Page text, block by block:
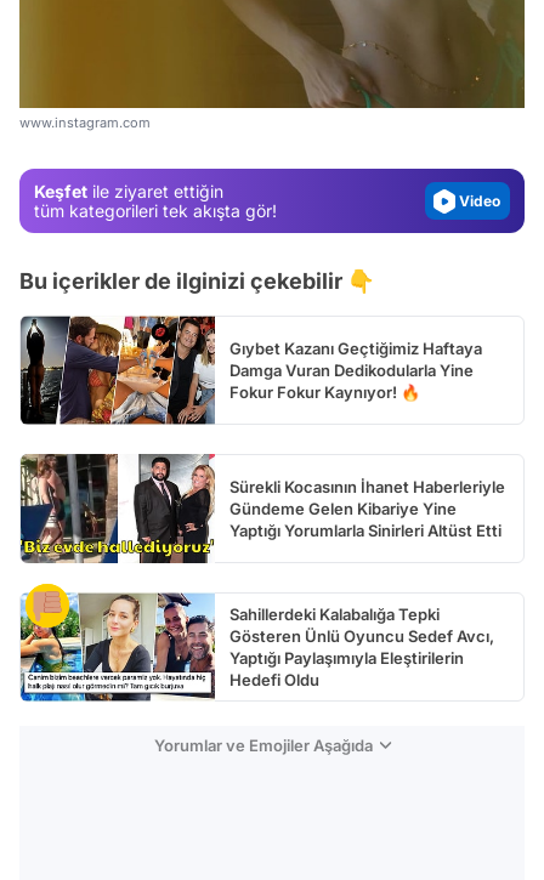
www.instagram.com
Keşfet ile ziyaret ettiğin
tüm kategorileri tek akışta gör!
Test
Gündem
Test
Bu içerikler de ilginizi çekebilir 👇
Gıybet Kazanı Geçtiğimiz Haftaya
Damga Vuran Dedikodularla Yine
Fokur Fokur Kaynıyor! 🔥
Sürekli Kocasının İhanet Haberleriyle
Gündeme Gelen Kibariye Yine
Yaptığı Yorumlarla Sinirleri Altüst Etti
Sahillerdeki Kalabalığa Tepki
Gösteren Ünlü Oyuncu Sedef Avcı,
Yaptığı Paylaşımıyla Eleştirilerin
Hedefi Oldu
Yorumlar ve Emojiler Aşağıda